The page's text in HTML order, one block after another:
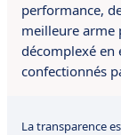
performance,
meilleure arme
décomplexé en
confectionnés
La transparence